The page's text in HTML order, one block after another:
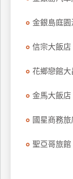
金銀島庭園
信宗大飯店
花鄉戀館大
金馬大飯店
國星商務旅
聖亞哥旅館